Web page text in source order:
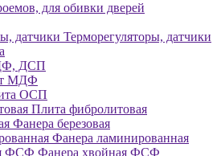
для обивки дверей
Терморегуляторы, датчики
ДСП
МДФ
ОСП
Плита фибролитовая
Фанера березовая
Фанера ламинированная
Фанера хвойная ФСФ